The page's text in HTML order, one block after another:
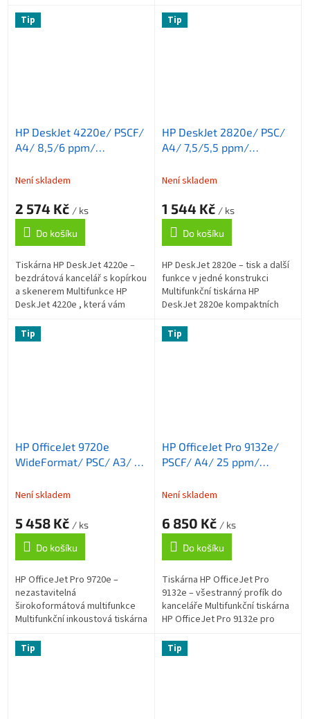
5760 × 1440 DPI a rozlišení
skeneru až...
představuje optimální zařízení
do každé...
Tip
HP DeskJet 4220e/ PSCF/
A4/ 8,5/6 ppm/
USB/ wifi/ BT/ HP-Smart/
Není skladem
2 574 Kč / ks
Do košíku
Tiskárna HP DeskJet 4220e –
bezdrátová kancelář s kopírkou
a skenerem Multifunkce HP
DeskJet 4220e , která vám
skenovat stránky vašich
dokumentů....
Tip
HP DeskJet 2820e/ PSC/
A4/ 7,5/5,5 ppm/
wifi/ HP-Smart/ AirPrint/
Není skladem
1 544 Kč / ks
Do košíku
HP DeskJet 2820e – tisk a další
funkce v jedné konstrukci
Multifunkční tiskárna HP
DeskJet 2820e kompaktních
vzezření, která vám nabídne
také funkce...
Tip
HP OfficeJet 9720e
WideFormat/ PSC/ A3/ 22
wifi/ USB/ LAN/ duplex/
Není skladem
5 458 Kč / ks
Do košíku
HP OfficeJet Pro 9720e –
nezastavitelná
širokoformátová multifunkce
Multifunkční inkoustová tiskárna
profesionální tisk , kopírování a
skenování ....
Tip
HP OfficeJet Pro 9132e/
PSCF/ A4/ 25 ppm/
LAN/ DADF/ duplex/ HP
HP+
Není skladem
6 850 Kč / ks
Do košíku
Tiskárna HP OfficeJet Pro
9132e – všestranný profík do
kanceláře Multifunkční tiskárna
HP OfficeJet Pro 9132e pro
vašeho podnikání v osobní
kanceláři...
Tip Tip